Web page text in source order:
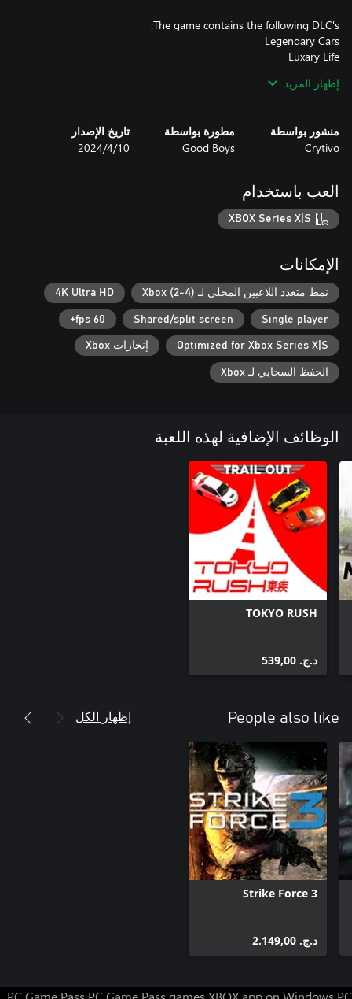
Hunt 007 Special
إظهار المزيد
منشور بواسطة
Crytivo
مطورة بواسطة
Good Boys
تاريخ الإصدار
10‏/4‏/2024
العب باستخدام
XBOX Series X|S
الإمكانات
نمط متعدد اللاعبين المحلي لـ Xbox (2-4) 4K Ultra HD
Single player
Shared/split screen
60 fps+
Optimized for Xbox Series X|S إنجازات Xbox
الحفظ السحابي لـ Xbox
الوظائف الإضافية لهذه اللعبة
TOKYO RUSH
د.ج.‏ 539,00
People also like إظهار الكل
Strike Force 3
د.ج.‏ 2.149,00